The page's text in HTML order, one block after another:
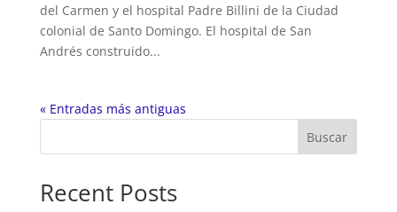
del Carmen y el hospital Padre Billini de la Ciudad
colonial de Santo Domingo. El hospital de San
Andrés construido...
« Entradas más antiguas
Buscar
Recent Posts